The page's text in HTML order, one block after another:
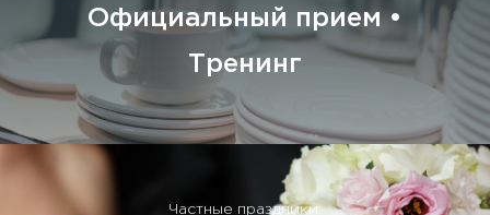
Официальный прием •
Тренинг
Частные праздники: